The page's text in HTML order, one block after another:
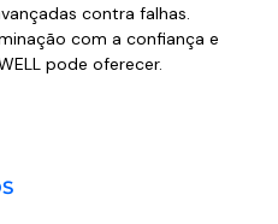
contra falhas.
com a confiança e
pode oferecer.